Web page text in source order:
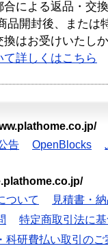
合による返品・交
品開封後、または
換はお受けいたし
て詳しくはこちら
告 OpenBlocks
ついて
見積書・
特定商取引法に
科研費払い取引のご